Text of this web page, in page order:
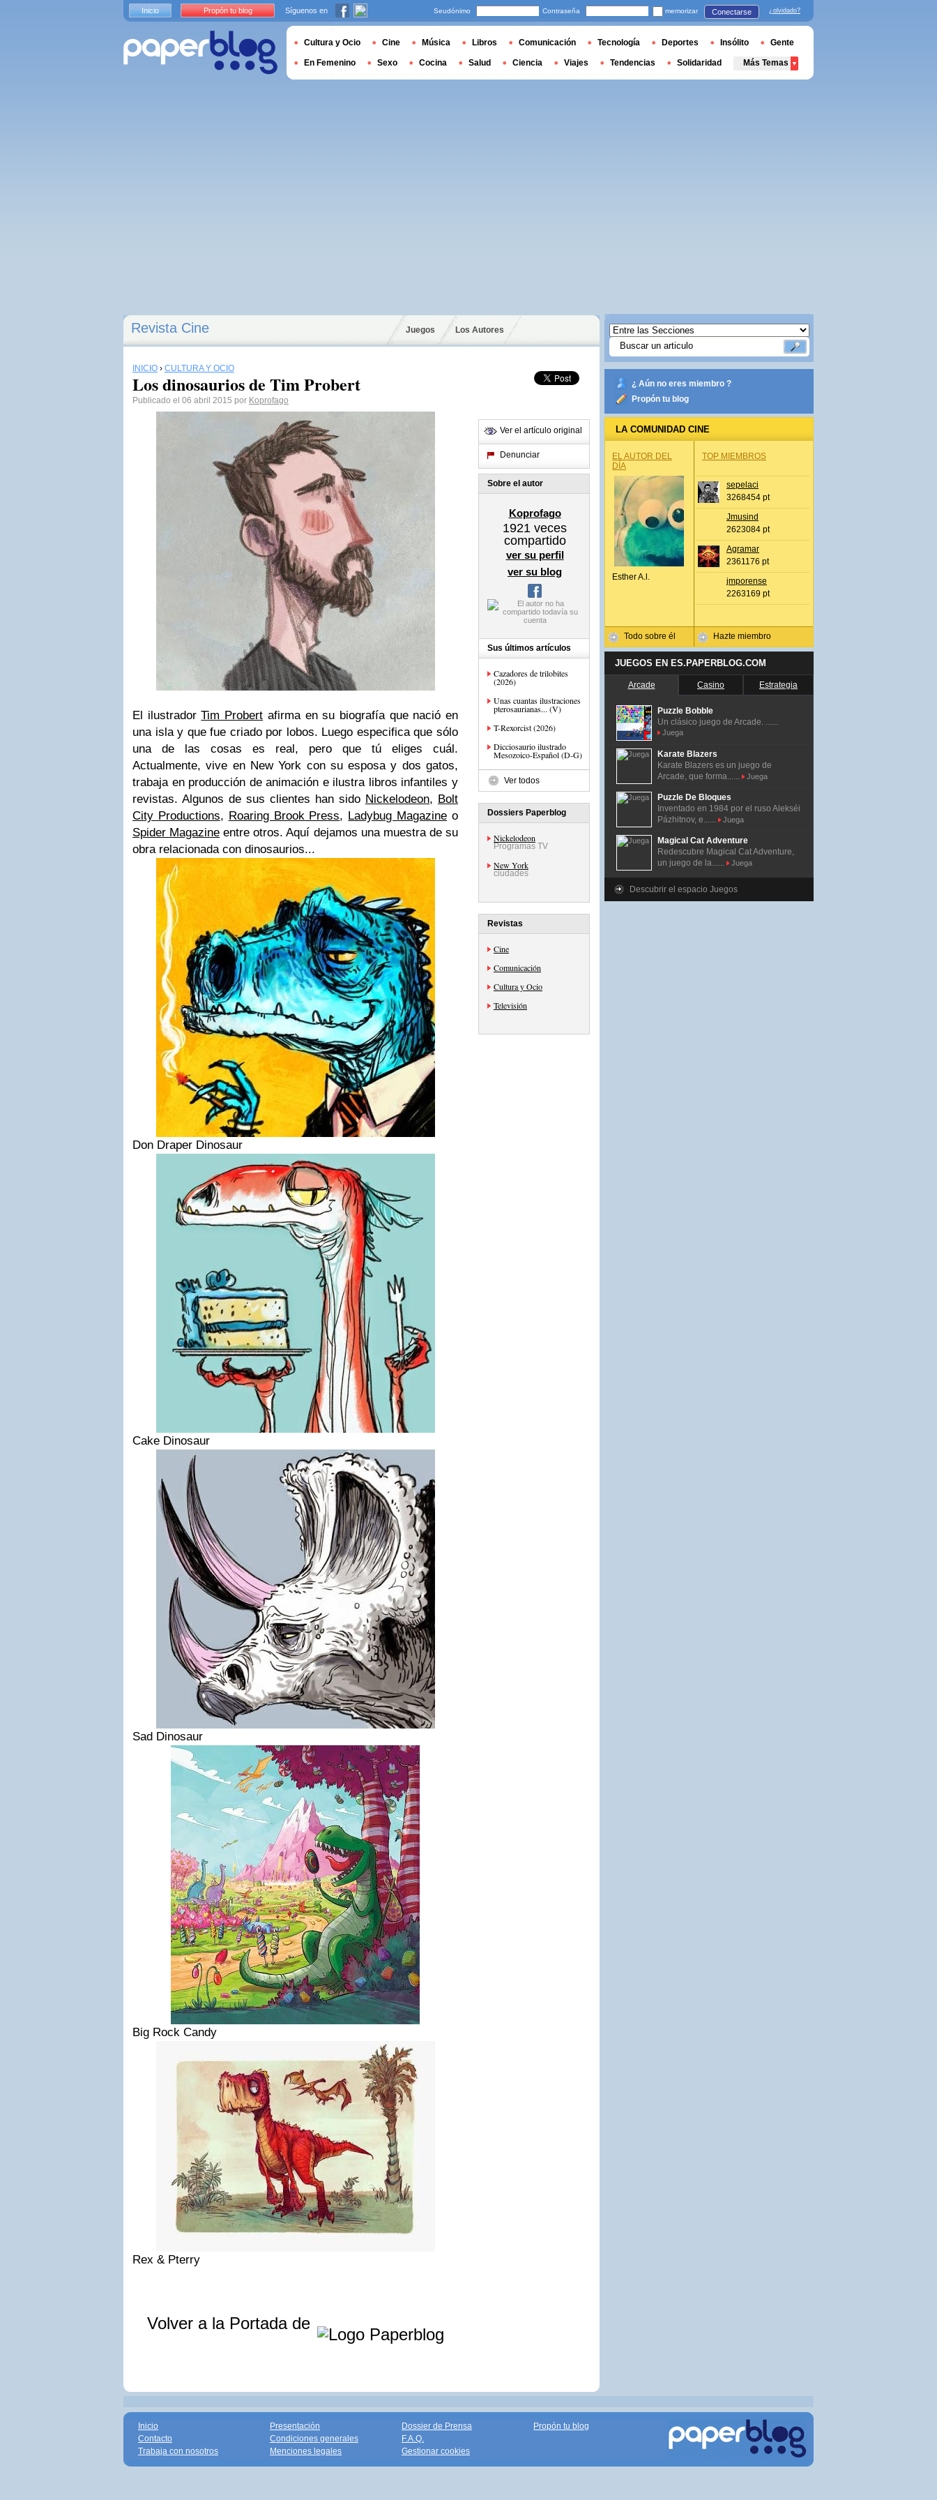
Revista Cine Juegos Los Autores
INICIO › CULTURA Y OCIO
Los dinosaurios de Tim Probert
Publicado el 06 abril 2015 por Koprofago
El ilustradorTim Probert afirma en su biografía que nació en
una isla y que fue criado por lobos. Luego especifica que sólo
una de las cosas es real, pero que tú eliges cuál.
Actualmente, vive en New York con su esposa y dos gatos,
trabaja en producción de animación e ilustra libros infantiles y
revistas. Algunos de sus clientes han sido Nickelodeon, Bolt
City Productions, Roaring Brook Press, Ladybug Magazine o
Spider Magazine entre otros. Aquí dejamos una muestra de su
obra relacionada con dinosaurios...
Don Draper Dinosaur
Cake Dinosaur
Sad Dinosaur
Big Rock Candy
Rex & Pterry
Volver a la Portada de
Ver el artículo original
Denunciar
Sobre el autor
Koprofago
1921 veces
compartido
ver su perfil
ver su blog
Sus últimos artículos
Cazadores de trilobites
(2026)
Unas cuantas ilustraciones
pterosaurianas... (V)
T-Rexorcist (2026)
Dicciosaurio ilustrado
Mesozoico-Español (D-G)
Ver todos
Dossiers Paperblog
Nickelodeon
Programas TV
New York
ciudades
Revistas
Cine
Comunicación
Cultura y Ocio
Televisión
¿ Aún no eres miembro ?
Propón tu blog
LA COMUNIDAD CINE
EL AUTOR DEL
DÍA
Esther A.l.
Todo sobre él
TOP MIEMBROS
sepelaci
3268454 pt
Jmusind
2623084 pt
Agramar
2361176 pt
jmporense
2263169 pt
Hazte miembro
JUEGOS EN ES.PAPERBLOG.COM
Arcade Casino Estrategia
Puzzle Bobble
Un clásico juego de Arcade. ......
Juega
Karate Blazers
Karate Blazers es un juego de
Arcade, que forma......
Juega
Puzzle De Bloques
Inventado en 1984 por el ruso Alekséi
Pázhitnov, e......
Juega
Magical Cat Adventure
Redescubre Magical Cat Adventure,
un juego de la......
Juega
Descubrir el espacio Juegos
Inicio Propón tu blog Síguenos en Seudónimo Contraseña memorizar Conectarse ¿olvidado?
Cultura y Ocio Cine Música Libros Comunicación Tecnología Deportes Insólito Gente
En Femenino Sexo Cocina Salud Ciencia Viajes Tendencias Solidaridad Más Temas
Inicio
Contacto
Trabaja con nosotros
Presentación
Condiciones generales
Menciones legales
Dossier de Prensa
F.A.Q.
Gestionar cookies
Propón tu blog